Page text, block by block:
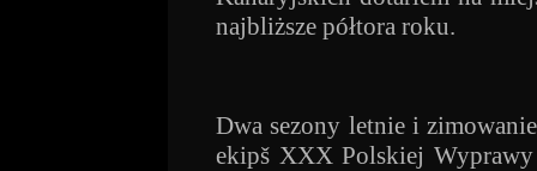
najbliższe półtora roku.
Dwa sezony letnie i
ekipš XXX Polskiej Wyprawy